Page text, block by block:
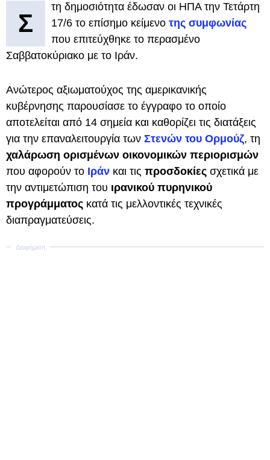
Σ
τη δημοσιότητα έδωσαν οι ΗΠΑ την Τετάρτη
17/6 το επίσημο κείμενο της συμφωνίας
που επιτεύχθηκε το περασμένο
Σαββατοκύριακο με το Ιράν.
Ανώτερος αξιωματούχος της αμερικανικής
κυβέρνησης παρουσίασε το έγγραφο το οποίο
αποτελείται από 14 σημεία και καθορίζει τις διατάξεις
για την επαναλειτουργία των Στενών του Ορμούζ, τη
χαλάρωση ορισμένων οικονομικών περιορισμών
που αφορούν το Ιράν και τις προσδοκίες σχετικά με
την αντιμετώπιση του ιρανικού πυρηνικού
προγράμματος κατά τις μελλοντικές τεχνικές
διαπραγματεύσεις.